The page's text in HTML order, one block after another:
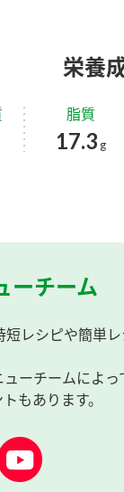
栄養
脂質
17.3 g
ーチーム
短レシピや簡単
ーチームによ
もあります。